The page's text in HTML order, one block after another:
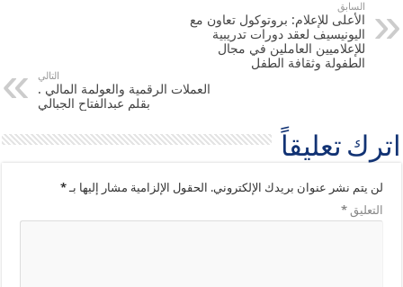
السابق
الأعلى للإعلام: بروتوكول تعاون مع
اليونيسيف لعقد دورات تدريبية
للإعلاميين العاملين في مجال
الطفولة وثقافة الطفل
التالي
العملات الرقمية والعولمة المالي .
بقلم عبدالفتاح الجبالي
اترك تعليقاً
لن يتم نشر عنوان بريدك الإلكتروني. الحقول الإلزامية مشار إليها بـ*
التعليق*